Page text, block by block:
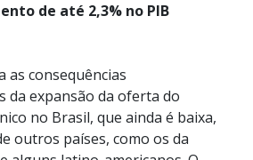
de até 2,3% no PIB
as consequências
da expansão da oferta do
no Brasil, que ainda é baixa,
outros países, como os da